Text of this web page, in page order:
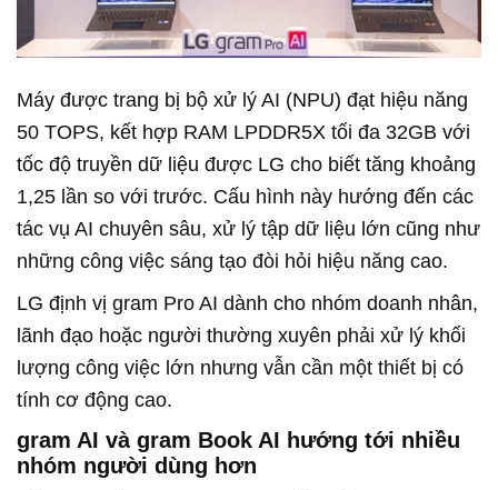
Máy được trang bị bộ xử lý AI (NPU) đạt hiệu năng
50 TOPS, kết hợp RAM LPDDR5X tối đa 32GB với
tốc độ truyền dữ liệu được LG cho biết tăng khoảng
1,25 lần so với trước. Cấu hình này hướng đến các
tác vụ AI chuyên sâu, xử lý tập dữ liệu lớn cũng như
những công việc sáng tạo đòi hỏi hiệu năng cao.
LG định vị gram Pro AI dành cho nhóm doanh nhân,
lãnh đạo hoặc người thường xuyên phải xử lý khối
lượng công việc lớn nhưng vẫn cần một thiết bị có
tính cơ động cao.
gram AI và gram Book AI hướng tới nhiều
nhóm người dùng hơn